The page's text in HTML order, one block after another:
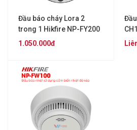
Đầu báo cháy Lora 2
trong 1 Hikfire NP-FY200
1.050.000đ
CH1